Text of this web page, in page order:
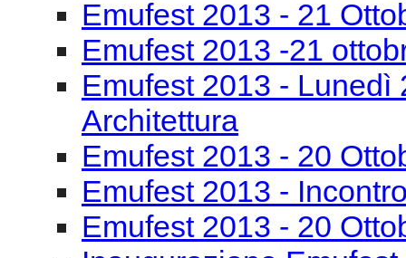
Emufest 2013 - 21
Emufest 2013 -21
Emufest 2013 - Lunedì
Architettura
Emufest 2013 - 20
Emufest 2013 -
Emufest 2013 - 20